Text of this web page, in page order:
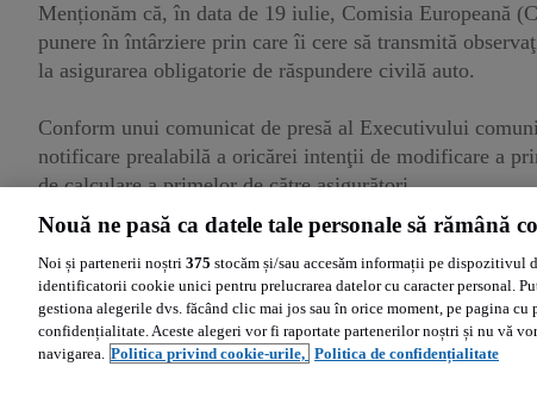
Menționăm că, în data de 19 iulie, Comisia Europeană
punere în întârziere prin care îi cere să transmită
la asigurarea obligatorie de răspundere civilă auto.
Conform unui comunicat de presă al Executivului
notificare prealabilă a oricărei intenţii de modificare a
de calculare a primelor de către asigurători.
În acest moment, nu este clar când vor fi analizate
probabil dezbaterile vor începe în toamnă.
Nouă ne pasă ca datele tale personale să rămână
Noi și partenerii noștri 375 stocăm și/sau accesăm informații pe dispozitivul
identificatorii cookie unici pentru prelucrarea datelor cu caracter personal.
gestiona alegerile dvs. făcând clic mai jos sau în orice moment, pe pagina cu
confidențialitate. Aceste alegeri vor fi raportate partenerilor noștri și nu vă
navigarea. Politica privind cookie-urile, Politica de confidențialitate